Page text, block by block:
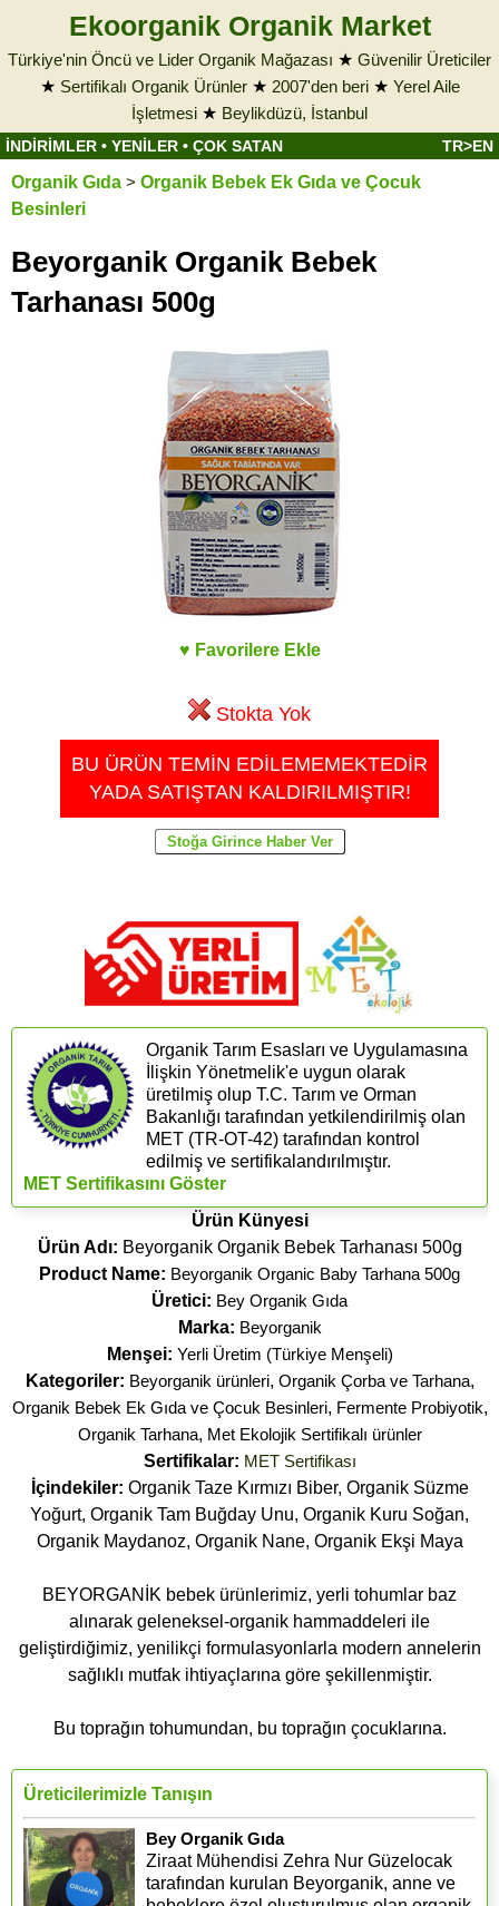
Ekoorganik Organik Market
Türkiye'nin Öncü ve Lider Organik Mağazası ★ Güvenilir Üreticiler
★ Sertifikalı Organik Ürünler★ 2007'den beri★ Yerel Aile
İşletmesi ★ Beylikdüzü, İstanbul
İNDİRİMLER • YENİLER • ÇOK SATAN TR>EN
Organik Gıda > Organik Bebek Ek Gıda ve Çocuk
Besinleri
Beyorganik Organik Bebek
Tarhanası 500g
♥ Favorilere Ekle
Stokta Yok
BU ÜRÜN TEMİN EDİLEMEMEKTEDİR
YADA SATIŞTAN KALDIRILMIŞTIR!
Organik Tarım Esasları ve Uygulamasına
İlişkin Yönetmelik'e uygun olarak
üretilmiş olup T.C. Tarım ve Orman
Bakanlığı tarafından yetkilendirilmiş olan
MET (TR-OT-42) tarafından kontrol
edilmiş ve sertifikalandırılmıştır.
MET Sertifikasını Göster
Ürün Künyesi
Ürün Adı: Beyorganik Organik Bebek Tarhanası 500g
Product Name: Beyorganik Organic Baby Tarhana 500g
Üretici: Bey Organik Gıda
Marka: Beyorganik
Menşei: Yerli Üretim (Türkiye Menşeli)
Kategoriler: Beyorganik ürünleri, Organik Çorba ve Tarhana,
Organik Bebek Ek Gıda ve Çocuk Besinleri, Fermente Probiyotik,
Organik Tarhana, Met Ekolojik Sertifikalı ürünler
Sertifikalar: MET Sertifikası
İçindekiler: Organik Taze Kırmızı Biber, Organik Süzme
Yoğurt, Organik Tam Buğday Unu, Organik Kuru Soğan,
Organik Maydanoz, Organik Nane, Organik Ekşi Maya
BEYORGANİK bebek ürünlerimiz, yerli tohumlar baz
alınarak geleneksel-organik hammaddeleri ile
geliştirdiğimiz, yenilikçi formulasyonlarla modern annelerin
sağlıklı mutfak ihtiyaçlarına göre şekillenmiştir.
Bu toprağın tohumundan, bu toprağın çocuklarına.
Üreticilerimizle Tanışın
Bey Organik Gıda
Ziraat Mühendisi Zehra Nur Güzelocak
tarafından kurulan Beyorganik, anne ve